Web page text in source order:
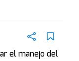
el manejo del